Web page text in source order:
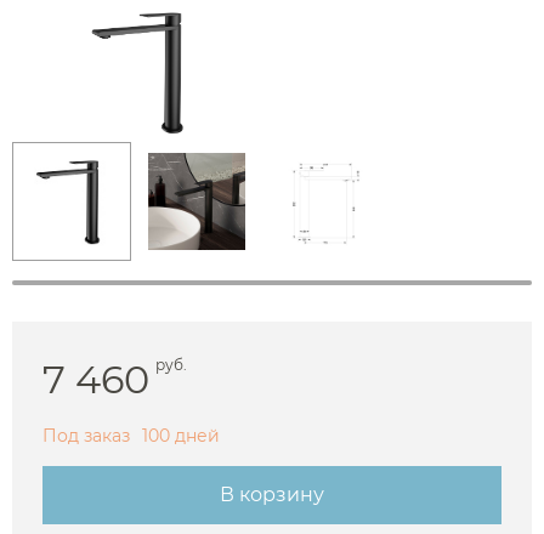
7 460 руб.
Под заказ 100 дней
В корзину